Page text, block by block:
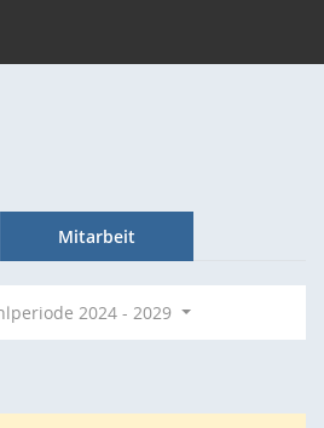
Mitarbeit
2024 - 2029